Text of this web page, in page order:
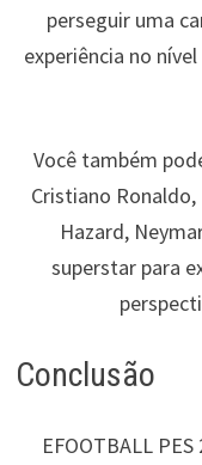
perseguir uma
experiência no
Você também
Cristiano Ronaldo,
Hazard,
superstar para
Conclusão
EFOOTBALL